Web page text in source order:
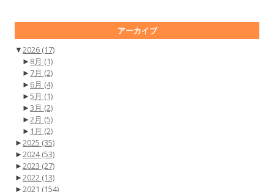
アーカイブ
▼2026 (17)
► 8月 (1)
► 7月 (2)
► 6月 (4)
►5月 (1)
►3月 (2)
►2月 (5)
► 1月 (2)
►2025 (35)
►2024(53)
►2023 (27)
►2022 (13)
►2021 (154)